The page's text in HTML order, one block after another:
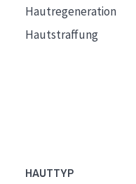
Hautregeneration
Hautstraffung
HAUTTYP